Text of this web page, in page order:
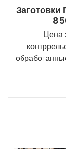
Заготовки
Цена